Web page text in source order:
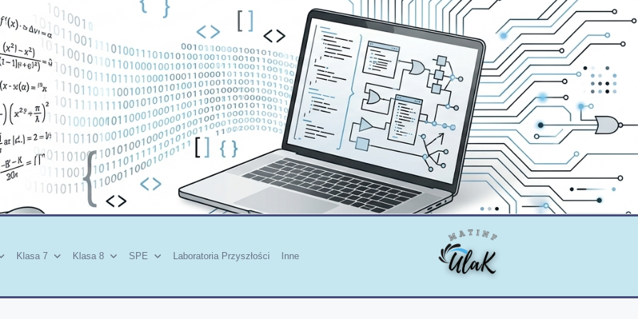
Klasa 7 Klasa 8 SPE Laboratoria Przyszłości Inne